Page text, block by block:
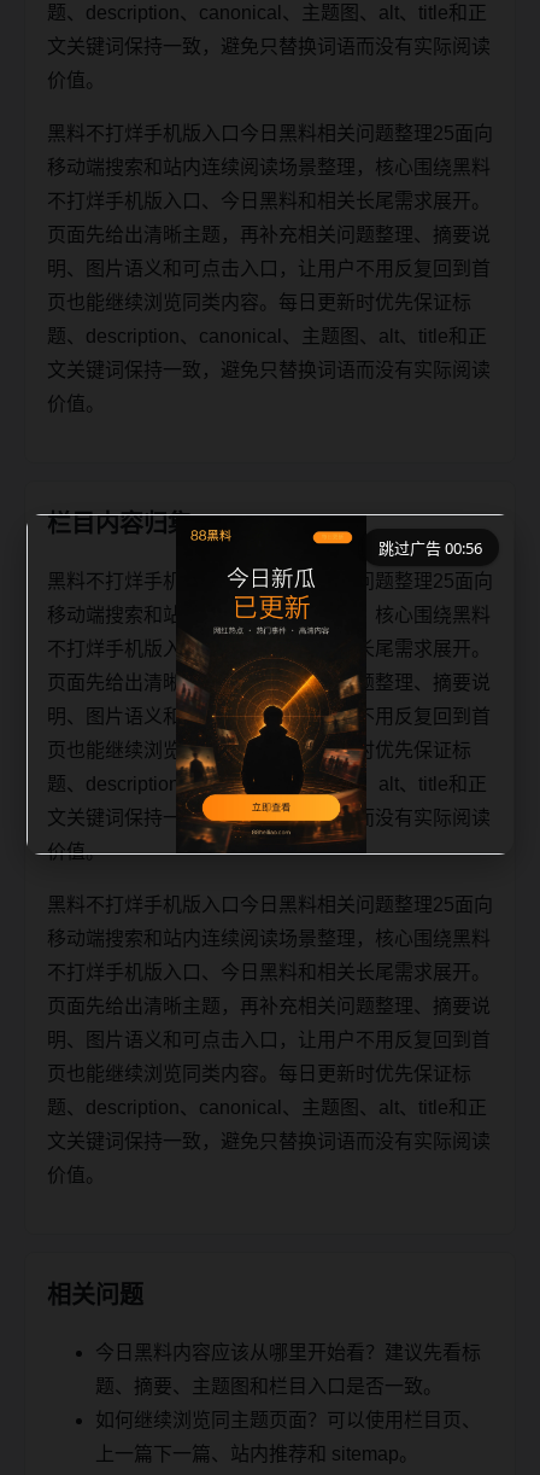
题、description、canonical、主题图、alt、title和正
文关键词保持一致，避免只替换词语而没有实际阅读
价值。
黑料不打烊手机版入口今日黑料相关问题整理25面向
移动端搜索和站内连续阅读场景整理，核心围绕黑料
不打烊手机版入口、今日黑料和相关长尾需求展开。
页面先给出清晰主题，再补充相关问题整理、摘要说
明、图片语义和可点击入口，让用户不用反复回到首
页也能继续浏览同类内容。每日更新时优先保证标
题、description、canonical、主题图、alt、title和正
文关键词保持一致，避免只替换词语而没有实际阅读
价值。
栏目内容归集
黑料不打烊手机版入口今日黑料相关问题整理25面向
移动端搜索和站内连续阅读场景整理，核心围绕黑料
不打烊手机版入口、今日黑料和相关长尾需求展开。
页面先给出清晰主题，再补充相关问题整理、摘要说
明、图片语义和可点击入口，让用户不用反复回到首
页也能继续浏览同类内容。每日更新时优先保证标
题、description、canonical、主题图、alt、title和正
文关键词保持一致，避免只替换词语而没有实际阅读
价值。
黑料不打烊手机版入口今日黑料相关问题整理25面向
移动端搜索和站内连续阅读场景整理，核心围绕黑料
不打烊手机版入口、今日黑料和相关长尾需求展开。
页面先给出清晰主题，再补充相关问题整理、摘要说
明、图片语义和可点击入口，让用户不用反复回到首
页也能继续浏览同类内容。每日更新时优先保证标
题、description、canonical、主题图、alt、title和正
文关键词保持一致，避免只替换词语而没有实际阅读
价值。
相关问题
今日黑料内容应该从哪里开始看？建议先看标
题、摘要、主题图和栏目入口是否一致。
如何继续浏览同主题页面？可以使用栏目页、
上一篇下一篇、站内推荐和 sitemap。
跳过广告 00:56